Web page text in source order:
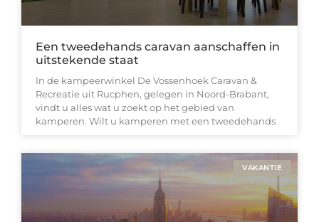
Een tweedehands caravan aanschaffen in
uitstekende staat
In de kampeerwinkel De Vossenhoek Caravan &
Recreatie uit Rucphen, gelegen in Noord-Brabant,
vindt u alles wat u zoekt op het gebied van
kamperen. Wilt u kamperen met een tweedehands
VAKANTIE